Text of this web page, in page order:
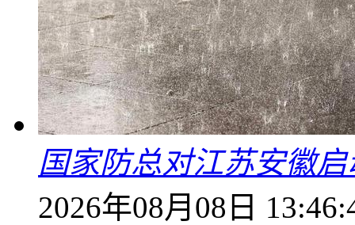
国家防总对江苏安徽
2026年08月08日